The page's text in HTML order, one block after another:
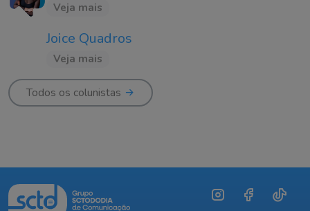
Veja mais
Joice Quadros
Veja mais
Todos os colunistas